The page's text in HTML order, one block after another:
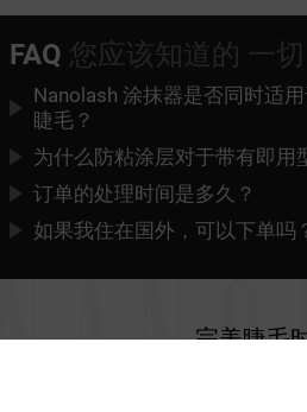
FAQ 您应该知道的 一切
Nanolash 涂抹器是否同时适
睫毛？
为什么防粘涂层对于带有即用
订单的处理时间是多久？
如果我住在国外，可以下单吗
完美睫毛